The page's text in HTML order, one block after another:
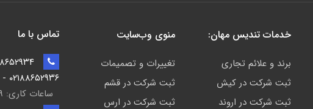
خدمات تندیس مهان:
برند و علائم تجاری
ثبت شرکت در کیش
ثبت شرکت در اروند
منوی وب‌سایت
تغییرات و تصمیمات
ثبت شرکت در قشم
ثبت شرکت در ارس
تماس با ما
۰۲۱۸۸۶۵۲۹۳۶ - ۰۲۱۸۸۶۵۲۹۳۵
ساعات کاری: ۹ الی ۱۸